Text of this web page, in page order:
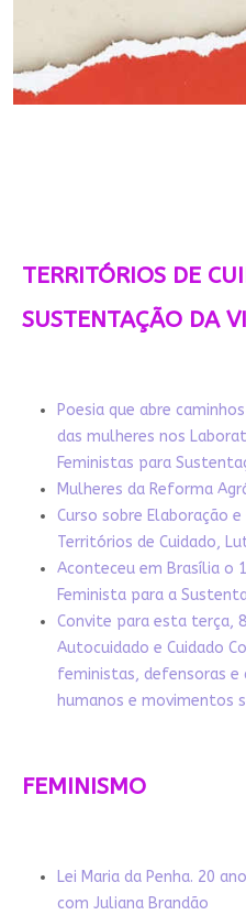
TERRITÓRIOS DE
SUSTENTAÇÃO DA
Poesia que abre
das mulheres nos
Feministas para
Mulheres da Reforma
Curso sobre Elaboração
Territórios de Cuidado,
Aconteceu em Brasília o
Feminista para a
Convite para esta terça,
Autocuidado e Cuidado
feministas, defensoras e
humanos e movimentos
FEMINISMO
Lei Maria da Penha. 20
com Juliana Brandão